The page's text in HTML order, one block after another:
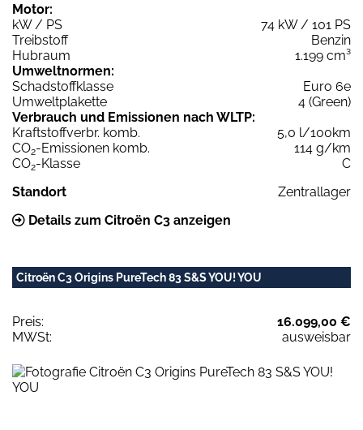
Motor:
kW / PS
74 kW / 101 PS
Treibstoff
Benzin
Hubraum
1.199 cm³
Umweltnormen:
Schadstoffklasse
Euro 6e
Umweltplakette
4 (Green)
Verbrauch und Emissionen nach WLTP:
Kraftstoffverbr. komb.
5,0 l/100km
CO2-Emissionen komb.
114 g/km
CO2-Klasse
C
Standort
Zentrallager
Details zum Citroën C3 anzeigen
Citroën C3 Origins PureTech 83 S&S YOU! YOU
Preis:
16.099,00 €
MWSt:
ausweisbar